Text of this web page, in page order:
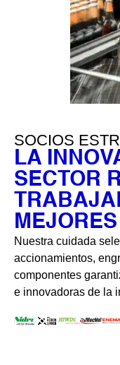
SOCIOS
LA
SECTOR
Nuestra cuidada
accionamientos,
componentes
e innovadoras de la